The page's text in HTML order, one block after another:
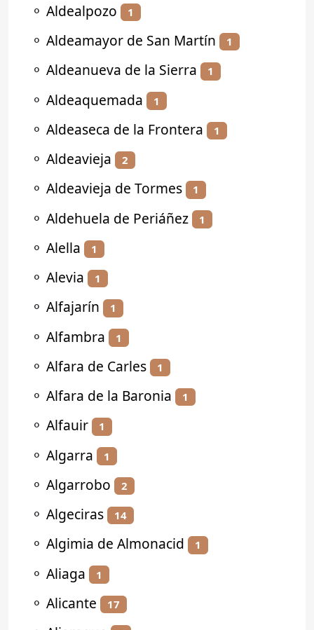
⚬ Aldealpozo 1
⚬ Aldeamayor de San Martín 1
⚬ Aldeanueva de la Sierra 1
⚬ Aldeaquemada 1
⚬ Aldeaseca de la Frontera 1
⚬ Aldeavieja 2
⚬ Aldeavieja de Tormes 1
⚬ Aldehuela de Periáñez 1
⚬ Alella 1
⚬ Alevia 1
⚬ Alfajarín 1
⚬ Alfambra 1
⚬ Alfara de Carles 1
⚬ Alfara de la Baronia 1
⚬ Alfauir 1
⚬ Algarra 1
⚬ Algarrobo 2
⚬ Algeciras 14
⚬ Algimia de Almonacid 1
⚬ Aliaga 1
⚬ Alicante 17